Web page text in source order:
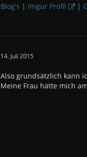
Blog's | Imgur Profil |
14. Juli 2015
Also grundsätzlich kann
Meine Frau hätte mich